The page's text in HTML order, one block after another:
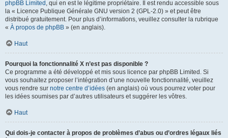
phpBB Limited , qui en est le légitime propriétaire. Il est rendu accessible sous
la « Licence Publique Générale GNU version 2 (GPL-2.0) » et peut être
distribué gratuitement. Pour plus d’informations, veuillez consulter la rubrique
« À propos de phpBB » (en anglais).
Haut
Pourquoi la fonctionnalité X n’est pas disponible ?
Ce programme a été développé et mis sous licence par phpBB Limited. Si
vous souhaitez proposer l’intégration d’une nouvelle fonctionnalité, veuillez
vous rendre sur notre centre d’idées (en anglais) où vous pourrez voter pour
les idées soumises par d’autres utilisateurs et suggérer les vôtres.
Haut
Qui dois-je contacter à propos de problèmes d’abus ou d’ordres légaux liés